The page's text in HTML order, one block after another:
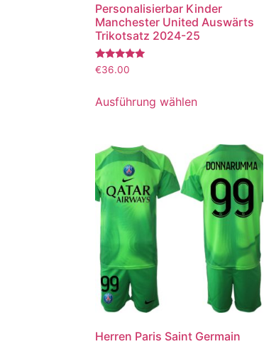
Personalisierbar Kinder
Manchester United Auswärts
Trikotsatz 2024-25
Bewertet
mit
von 5
€36.00
Ausführung wählen
Herren Paris Saint Germain